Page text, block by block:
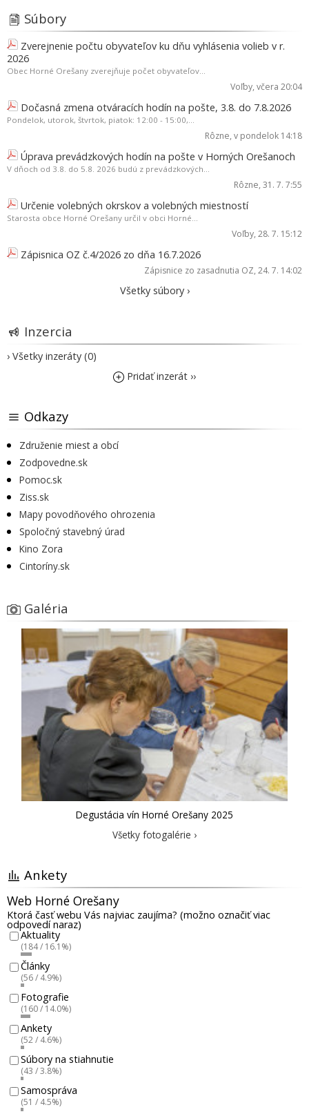
Súbory
Zverejnenie počtu obyvateľov ku dňu vyhlásenia volieb v r.
2026
Obec Horné Orešany zverejňuje počet obyvateľov...
Voľby, včera 20:04
Dočasná zmena otváracích hodín na pošte, 3.8. do 7.8.2026
Pondelok, utorok, štvrtok, piatok: 12:00 - 15:00,...
Rôzne, v pondelok 14:18
Úprava prevádzkových hodín na pošte v Horných Orešanoch
V dňoch od 3.8. do 5.8. 2026 budú z prevádzkových...
Rôzne, 31. 7. 7:55
Určenie volebných okrskov a volebných miestností
Starosta obce Horné Orešany určil v obci Horné...
Voľby, 28. 7. 15:12
Zápisnica OZ č.4/2026 zo dňa 16.7.2026
Zápisnice zo zasadnutia OZ, 24. 7. 14:02
Všetky súbory ›
Inzercia
› Všetky inzeráty (0)
Pridať inzerát ››
Odkazy
Združenie miest a obcí
Zodpovedne.sk
Pomoc.sk
Ziss.sk
Mapy povodňového ohrozenia
Spoločný stavebný úrad
Kino Zora
Cintoríny.sk
Galéria
Degustácia vín Horné Orešany 2025
Všetky fotogalérie ›
Ankety
Web Horné Orešany
Ktorá časť webu Vás najviac zaujíma? (možno označiť viac
odpovedí naraz)
Aktuality
(184 / 16.1%)
Články
(56 / 4.9%)
Fotografie
(160 / 14.0%)
Ankety
(52 / 4.6%)
Súbory na stiahnutie
(43 / 3.8%)
Samospráva
(51 / 4.5%)